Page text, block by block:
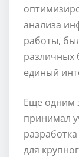
анализа
работы,
различных
единый
Еще одним
принимал
для